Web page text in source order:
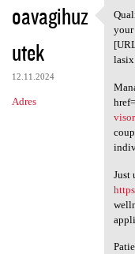
oavagihuz
utek
12.11.2024
Adres
your
Just